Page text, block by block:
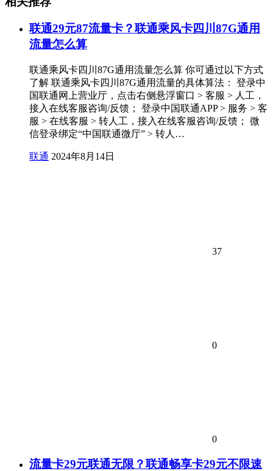
联通29元87流量卡？联通乘风卡四川87G通用
流量怎么算
联通乘风卡四川87G通用流量怎么算 你可通过以下方式
了解 联通乘风卡四川87G通用流量的具体算法： 登录中
国联通网上营业厅，点击右侧悬浮窗口 > 客服 > 人工，
接入在线客服咨询/反馈； 登录中国联通APP > 服务 > 客
服 > 在线客服 > 转人工，接入在线客服咨询/反馈； 微
信登录绑定“中国联通微厅” > 转人…
联通 2024年8月14日
37
0
0
流量卡29元联通无限？联通畅享卡29元不限速